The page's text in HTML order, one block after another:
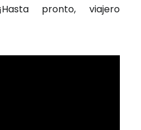
pronto, viajero